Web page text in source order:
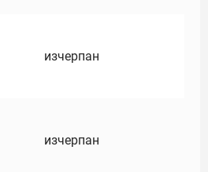
изчерпан
изчерпан